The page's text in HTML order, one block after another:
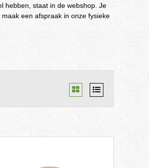
hebben, staat in de webshop. Je
een afspraak in onze fysieke